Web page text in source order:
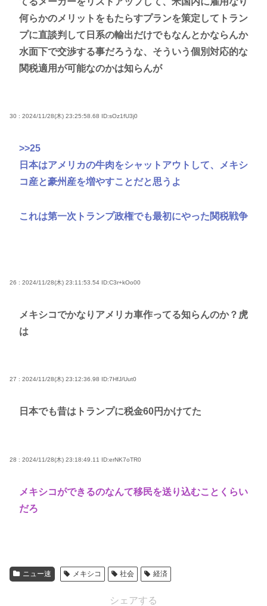
何らかのメリットをもたらすプランを策定してトラン
プに直談判して日系の輸出だけでもなんとかならんか
水面下で交渉する事だろうな、そういう個別対応的な
関税適用が可能なのかは知らんが
30 : 2024/11/28(木) 23:25:58.68 ID:sOz1fU3j0
>>25
日本はアメリカの牛肉をシャットアウトして、メキシ
コ産と豪州産を増やすことだと思うよ
これは第一次トランプ政権でも最初にやった関税戦争
26 : 2024/11/28(木) 23:11:53.54 ID:C3r+kOo00
メキシコでかなりアメリカ車作ってる知らんのか？虎
は
27 : 2024/11/28(木) 23:12:36.98 ID:7HfJ/Uut0
日本でも昔はトランプに税金60円かけてた
28 : 2024/11/28(木) 23:18:49.11 ID:erNK7oTR0
メキシコができるのなんて移民を送り込むことくらい
だろ
ニュー速 メキシコ 社会 経済
シェアする